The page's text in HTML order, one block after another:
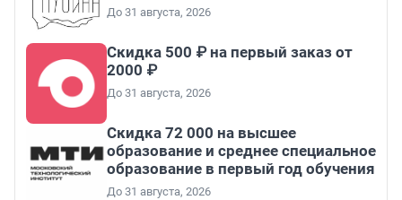
До 31 августа, 2026
Скидка 500 ₽ на первый заказ от
2000 ₽
До 31 августа, 2026
Скидка 72 000 на высшее
образование и среднее специальное
образование в первый год обучения
До 31 августа, 2026